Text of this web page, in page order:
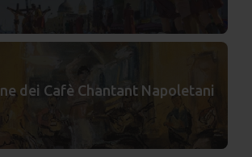
dei Cafè Chantant Napoletani